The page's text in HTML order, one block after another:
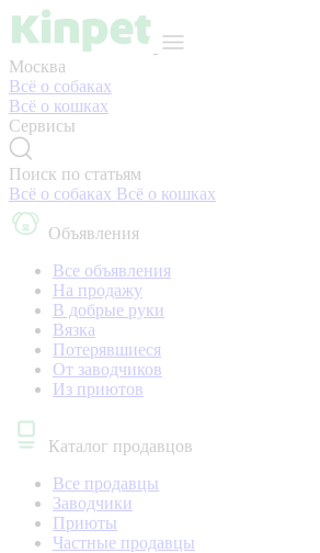
Москва
Всё о собаках
Всё о кошках
Сервисы
Поиск по статьям
Всё о собаках Всё о кошках
Объявления
Все объявления
На продажу
В добрые руки
Вязка
Потерявшиеся
От заводчиков
Из приютов
Каталог продавцов
Все продавцы
Заводчики
Приюты
Частные продавцы